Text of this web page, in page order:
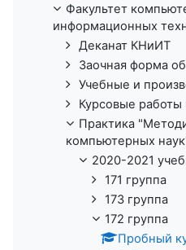
Факультет
информационных
Деканат КНиИТ
Заочная форма
Учебные и
Курсовые работы
Практика
компьютерных
2020-2021
171 группа
173 группа
172 группа
Пробный